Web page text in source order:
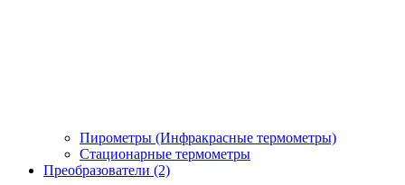
Пирометры (Инфракрасные термометры)
Стационарные термометры
Преобразователи (2)